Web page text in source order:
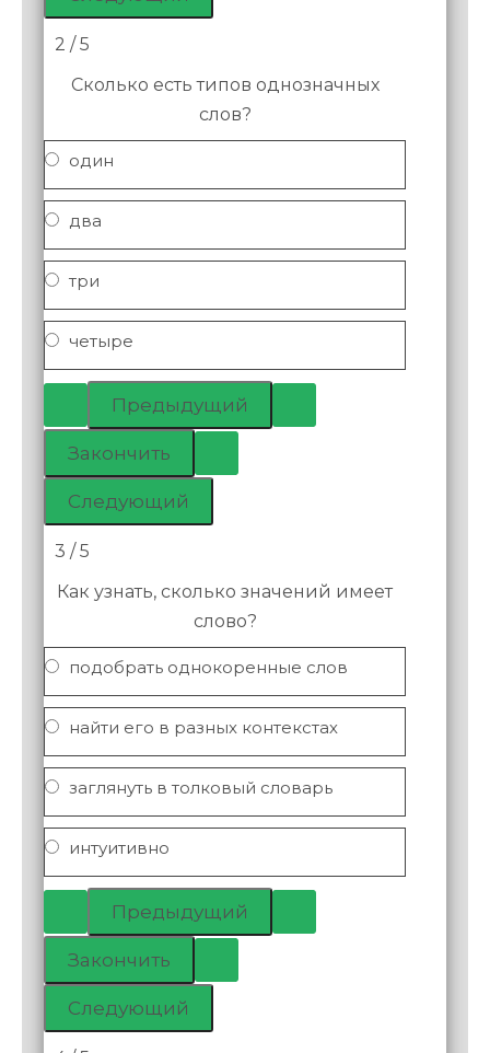
2 / 5
Сколько есть типов однозначных
слов?
один
два
три
четыре
3 / 5
Как узнать, сколько значений имеет
слово?
подобрать однокоренные слов
найти его в разных контекстах
заглянуть в толковый словарь
интуитивно